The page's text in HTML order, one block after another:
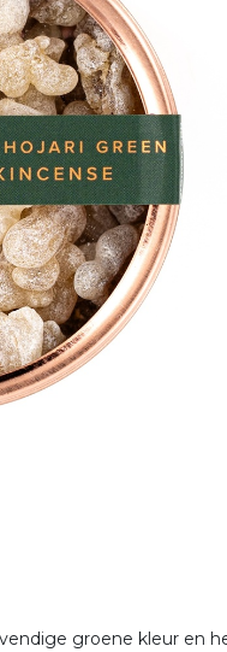
groene kleur